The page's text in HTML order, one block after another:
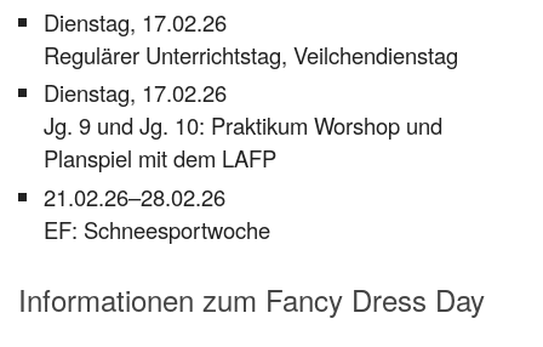
Dienstag, 17.02.26
Regulärer Unterrichtstag, Veilchendienstag
Dienstag, 17.02.26
Jg. 9 und Jg. 10: Praktikum Worshop und
Planspiel mit dem LAFP
21.02.26–28.02.26
EF: Schneesportwoche
Informationen zum Fancy Dress Day